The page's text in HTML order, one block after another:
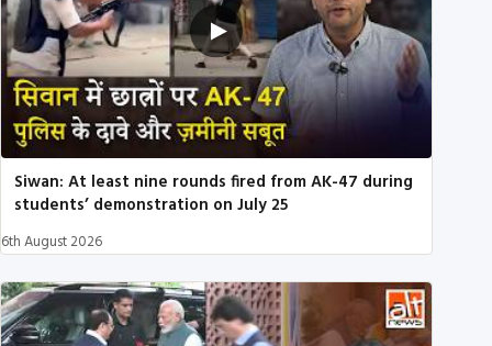
Siwan: At least nine rounds fired from AK-47 during
students’ demonstration on July 25
6th August 2026